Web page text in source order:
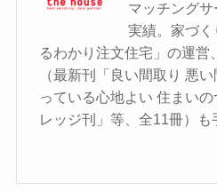
マッチング
実績。家づく
るわかり注文住宅」の運営
（最新刊「良い間取り 悪
っている心地よい 住まい
レッジ刊」等、全11冊）も